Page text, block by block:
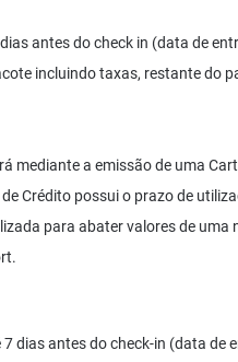
antes do check in (data de
incluindo taxas, restante do
mediante a emissão de uma
Crédito possui o prazo de
para abater valores de uma
dias antes do check-in (data de